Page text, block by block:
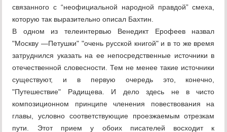
связанного с “неофициальной народной правдой” смеха,
которую так выразительно описал Бахтин.
В одном из телеинтервью Венедикт Ерофеев назвал
"Москву —Петушки" "очень русской книгой" и в то же время
затруднился указать на ее непосредственные источники в
отечественной словесности. Тем не менее такие источники
существуют, и в первую очередь это, конечно,
"Путешествие" Радищева. И дело здесь не в чисто
композиционном принципе членения повествования на
главы, условно соответствующие проезжаемым отрезкам
пути. Этот прием у обоих писателей восходит к